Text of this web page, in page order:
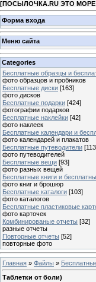
[ПОСЫЛОЧКА.RU ЭТО
Форма входа
Меню сайта
Categories
Бесплатные образцы и
фото образцов и пробников
Бесплатные диски [163]
фото дисков
Бесплатные подарки [424]
фотографии подарков
Бесплатные наклейки [42]
фото наклеек
Бесплатные календари и
фото календарей и плакатов
Бесплатные путеводители
фото путеводителей
Бесплатные вещи [93]
фото разных вещей
Бесплатные книги и
фото книг и брошюр
Бесплатные каталоги [103]
фото каталогов
Бесплатные пластиковые
фото карточек
Комбинированые отчеты [32]
разные отчеты
Повторные отчеты [52]
повторные фото
Главная » Файлы »
Таблетки от боли)